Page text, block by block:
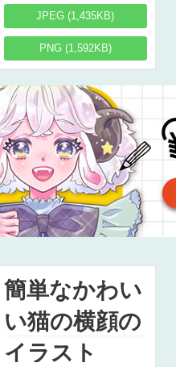
JPEG (1,435KB)
PNG (1,592KB)
簡単なかわい
い猫の横顔の
イラスト